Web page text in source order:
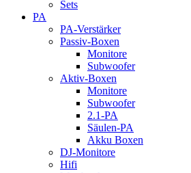
Sets
PA
PA-Verstärker
Passiv-Boxen
Monitore
Subwoofer
Aktiv-Boxen
Monitore
Subwoofer
2.1-PA
Säulen-PA
Akku Boxen
DJ-Monitore
Hifi